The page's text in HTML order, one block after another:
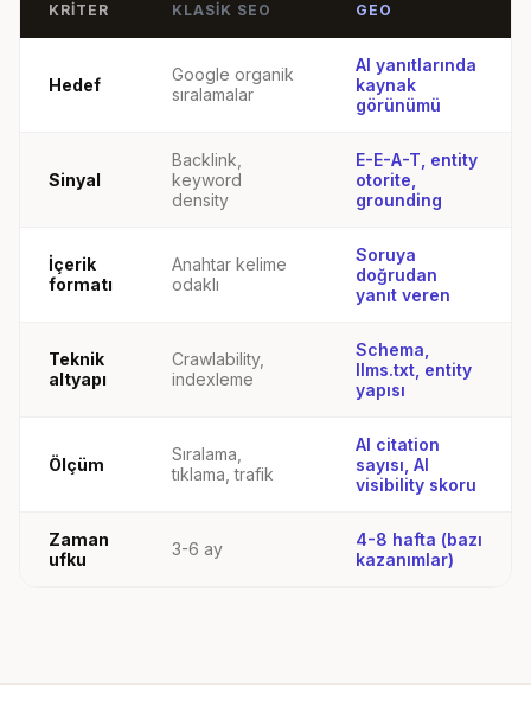
KRITER KLASIK SEO GEO
Hedef
Google organik
sıralamalar
AI yanıtlarında
kaynak
görünümü
Sinyal
Backlink,
keyword
density
E-E-A-T, entity
otorite,
grounding
İçerik
formatı
Anahtar kelime
odaklı
Soruya
doğrudan
yanıt veren
Teknik
altyapı
Crawlability,
indexleme
Schema,
llms.txt, entity
yapısı
Ölçüm
Sıralama,
tıklama, trafik
AI citation
sayısı, AI
visibility skoru
Zaman
ufku
3-6 ay
4-8 hafta (bazı
kazanımlar)